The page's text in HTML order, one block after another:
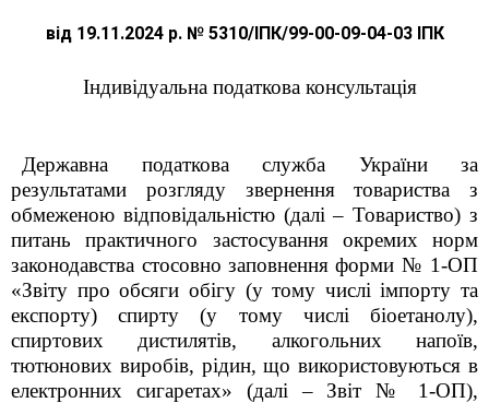
від 19.11.2024 р. № 5310/ІПК/99-00-09-04-03 ІПК
Індивідуальна податкова консультація
Державна податкова служба України за
результатами розгляду звернення товариства з
обмеженою відповідальністю (далі – Товариство) з
питань практичного застосування окремих норм
законодавства стосовно заповнення форми № 1-ОП
«Звіту про обсяги обігу (у тому числі імпорту та
експорту) спирту (у тому числі біоетанолу),
спиртових дистилятів, алкогольних напоїв,
тютюнових виробів, рідин, що використовуються в
електронних сигаретах» (далі – Звіт № 1-ОП),